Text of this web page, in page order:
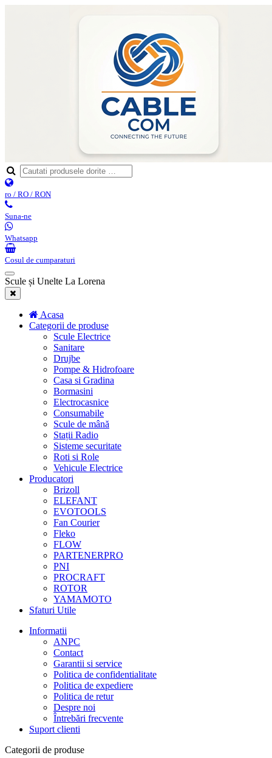
ro / RO / RON
Suna-ne
Whatsapp
Cosul de cumparaturi
Scule și Unelte La Lorena
Acasa
Categorii de produse
Scule Electrice
Sanitare
Drujbe
Pompe & Hidrofoare
Casa si Gradina
Bormasini
Electrocasnice
Consumabile
Scule de mână
Stații Radio
Sisteme securitate
Roti si Role
Vehicule Electrice
Producatori
Brizoll
ELEFANT
EVOTOOLS
Fan Courier
Fleko
FLOW
PARTENERPRO
PNI
PROCRAFT
ROTOR
YAMAMOTO
Sfaturi Utile
Informatii
ANPC
Contact
Garantii si service
Politica de confidentialitate
Politica de expediere
Politica de retur
Despre noi
Întrebări frecvente
Suport clienti
Categorii de produse